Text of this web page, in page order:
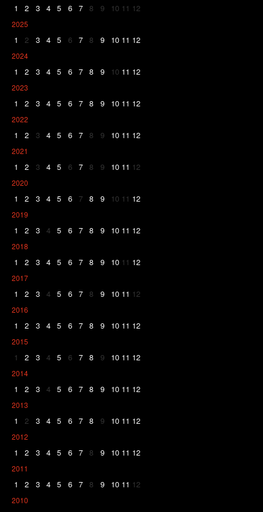
1 2 3 4 5 6 7 8 9 10 11 12
2025
1 2 3 4 5 6 7 8 9 10 11 12
2024
1 2 3 4 5 6 7 8 9 10 11 12
2023
1 2 3 4 5 6 7 8 9 10 11 12
2022
1 2 3 4 5 6 7 8 9 10 11 12
2021
1 2 3 4 5 6 7 8 9 10 11 12
2020
1 2 3 4 5 6 7 8 9 10 11 12
2019
1 2 3 4 5 6 7 8 9 10 11 12
2018
1 2 3 4 5 6 7 8 9 10 11 12
2017
1 2 3 4 5 6 7 8 9 10 11 12
2016
1 2 3 4 5 6 7 8 9 10 11 12
2015
1 2 3 4 5 6 7 8 9 10 11 12
2014
1 2 3 4 5 6 7 8 9 10 11 12
2013
1 2 3 4 5 6 7 8 9 10 11 12
2012
1 2 3 4 5 6 7 8 9 10 11 12
2011
1 2 3 4 5 6 7 8 9 10 11 12
2010